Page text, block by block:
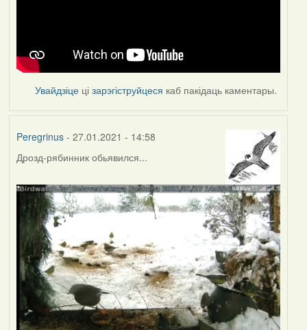
Увайдзіце цізарэгіструйцеся каб пакідаць каментары.
Peregrinus- 27.01.2021 - 14:58
Дрозд-рябинник обьявился...